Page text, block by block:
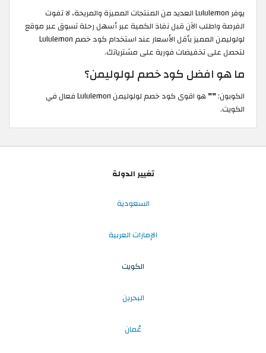
يوفر Lululemon العديد من المنتجات المميزة والمريحة، لا تفوت
الفرصة واطلب الآن قبل نفاذ الكمية عبر أسهل رحلة تسوق عبر موقع
لولوليمن المميز بأقل الأسعار عند استخدام كود خصم Lululemon
لتحصل على تخفيضات فورية على مشترياتك.
ما هو افضل كود خصم لولوليمن؟
الكوبون:""
هو اقوى كود خصم لولوليمن Lululemon فعال في
الكويت.
تغيير الدولة
السعودية
الإمارات العربية
الكويت
البحرين
عُمان